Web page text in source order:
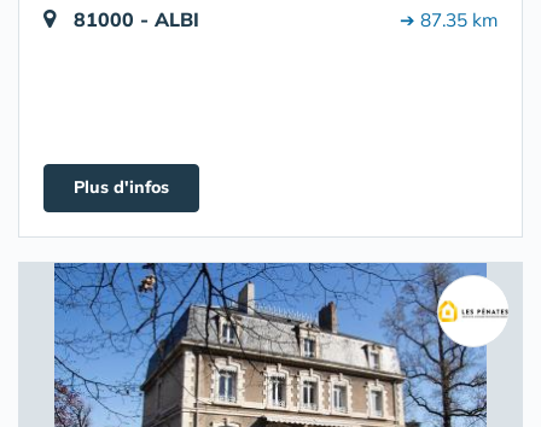
81000 - ALBI ➔ 87.35 km
Plus d'infos